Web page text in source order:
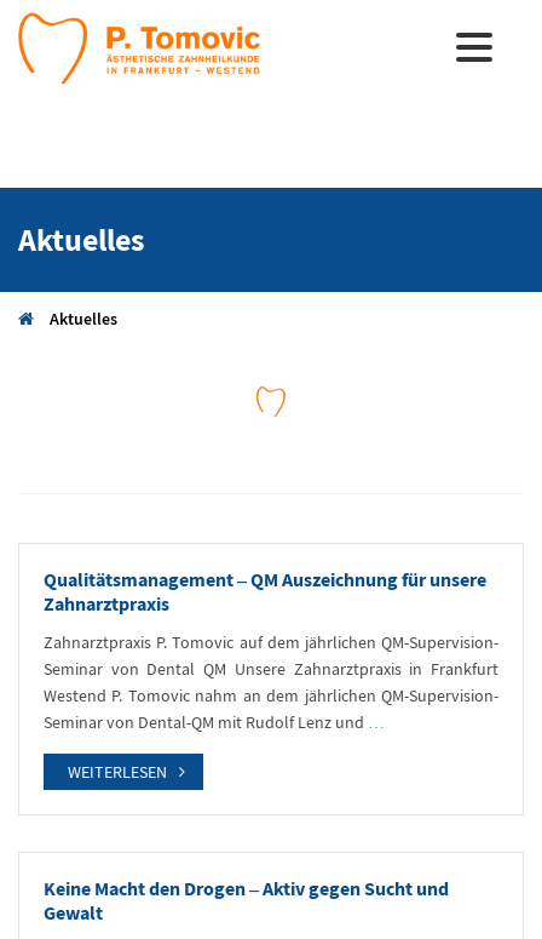
Aktuelles
Aktuelles
Qualitätsmanagement – QM Auszeichnung für unsere
Zahnarztpraxis
Zahnarztpraxis P. Tomovic auf dem jährlichen QM-Supervision-
Seminar von Dental QM Unsere Zahnarztpraxis in Frankfurt
Westend P. Tomovic nahm an dem jährlichen QM-Supervision-
Seminar von Dental-QM mit Rudolf Lenz und …
WEITERLESEN
Keine Macht den Drogen – Aktiv gegen Sucht und
Gewalt